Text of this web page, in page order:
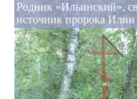
Родник «Ильинский»,
источник пророка